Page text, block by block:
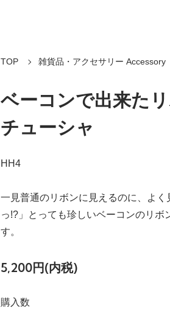
TOP 雑貨品・アクセサリー Accessory
ベーコンで出来た
チューシャ
HH4
一見普通のリボンに見えるのに、よく
っ!?」とっても珍しいベーコンのリボ
す。
5,200円(内税)
購入数